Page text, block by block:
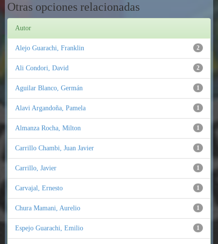
Otras opciones relacionadas
Autor
2
Alejo Guarachi, Franklin
2
Ali Condori, David
1
Aguilar Blanco, Germán
1
Alavi Argandoña, Pamela
1
Almanza Rocha, Milton
1
Carrillo Chambi, Juan Javier
1
Carrillo, Javier
1
Carvajal, Ernesto
1
Chura Mamani, Aurelio
1
Espejo Guarachi, Emilio